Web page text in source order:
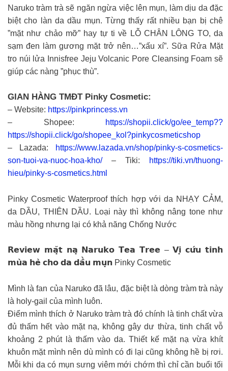
Naruko tràm trà sẽ ngăn ngừa việc lên mụn, làm dịu da đặc
biệt cho làn da dầu mụn. Từng thấy rất nhiều bạn bị chê
”mặt như chảo mỡ” hay tự ti về LỖ CHÂN LÔNG TO, da
sạm đen làm gương mặt trở nên…”xấu xí”. Sữa Rửa Mặt
tro núi lửa Innisfree Jeju Volcanic Pore Cleansing Foam sẽ
giúp các nàng ”phục thù”.
GIAN HÀNG TMĐT Pinky Cosmetic:
– Website: https://pinkprincess.vn
– Shopee:
https://shopii.click/go/ee_temp??
https://shopii.click/go/shopee_kol?pinkycosmeticshop
– Lazada:
https://www.lazada.vn/shop/pinky-s-cosmetics-
son-tuoi-va-nuoc-hoa-kho/– Tiki:
https://tiki.vn/thuong-
hieu/pinky-s-cosmetics.html
Pinky Cosmetic Waterproof thích hợp với da NHẠY CẢM,
da DẦU, THIÊN DẦU. Loại này thì không nâng tone như
màu hồng nhưng lại có khả năng Chống Nước
𝗥𝗲𝘃𝗶𝗲𝘄 𝗺𝗮̣̆𝘁 𝗻𝗮̣ 𝗡𝗮𝗿𝘂𝗸𝗼 𝗧𝗲𝗮 𝗧𝗿𝗲𝗲 – 𝗩𝗶̣ 𝗰𝘂̛́𝘂 𝘁𝗶𝗻𝗵
𝗺𝘂̀𝗮 𝗵𝗲̀ 𝗰𝗵𝗼 𝗱𝗮 𝗱𝗮̂̀𝘂 𝗺𝘂̣𝗻 Pinky Cosmetic
Mình là fan của Naruko đã lâu, đặc biệt là dòng tràm trà này
là holy-gail của mình luôn.
Điểm mình thích ở Naruko tràm trà đó chính là tinh chất vừa
đủ thấm hết vào mặt nạ, không gây dư thừa, tinh chất vỗ
khoảng 2 phút là thấm vào da. Thiết kế mặt nạ vừa khít
khuôn mặt mình nên dù mình có đi lại cũng không hề bị rơi.
Mỗi khi da có mụn sưng viêm mới chớm thì chỉ cần buổi tối